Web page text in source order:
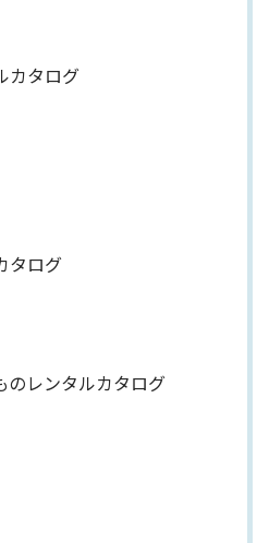
カタログ
タログ
のレンタルカタログ